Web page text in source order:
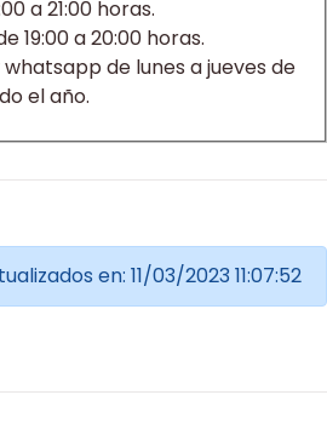
a 21:00 horas.
19:00 a 20:00 horas.
de lunes a jueves de
el año.
en: 11/03/2023 11:07:52